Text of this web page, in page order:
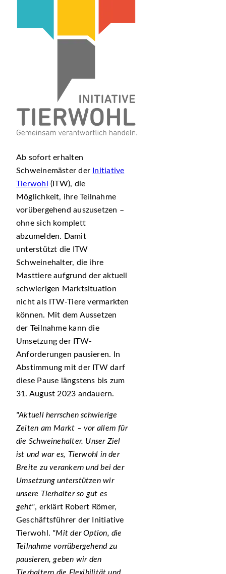
Ab sofort erhalten
Schweinemäster der Initiative
Tierwohl
(ITW), die
Möglichkeit, ihre Teilnahme
vorübergehend auszusetzen –
ohne sich komplett
abzumelden. Damit
unterstützt die ITW
Schweinehalter, die ihre
Masttiere aufgrund der aktuell
schwierigen Marktsituation
nicht als ITW-Tiere vermarkten
können. Mit dem Aussetzen
der Teilnahme kann die
Umsetzung der ITW-
Anforderungen pausieren. In
Abstimmung mit der ITW darf
diese Pause längstens bis zum
31. August 2023 andauern.
Aktuell herrschen schwierige
Zeiten am Markt – vor allem für
die Schweinehalter. Unser Ziel
ist und war es, Tierwohl in der
Breite zu verankern und bei der
Umsetzung unterstützen wir
unsere Tierhalter so gut es
geht , erklärt Robert Römer,
Geschäftsführer der Initiative
Tierwohl.
Mit der Option, die
Teilnahme vorrübergehend zu
pausieren, geben wir den